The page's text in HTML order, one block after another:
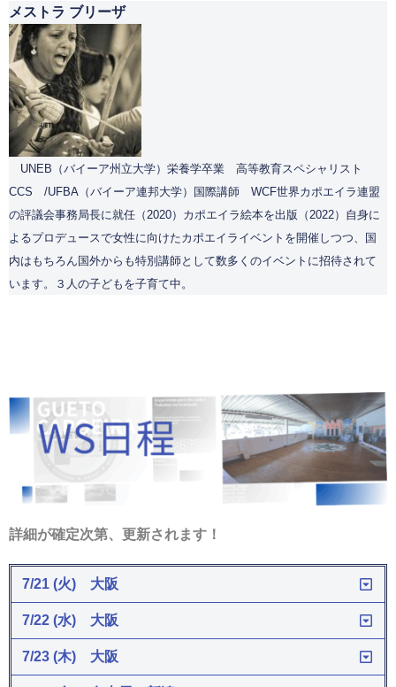
メストラ ブリーザ
UNEB（バイーア州立大学）栄養学卒業 高等教育スペシャリスト
CCS /UFBA（バイーア連邦大学）国際講師 WCF世界カポエイラ連盟
の評議会事務局長に就任（2020）カポエイラ絵本を出版（2022）自身に
よるプロデュースで女性に向けたカポエイライベントを開催しつつ、国
内はもちろん国外からも特別講師として数多くのイベントに招待されて
います。３人の子どもを子育て中。
詳細が確定次第、更新されます！
7/21 (火) 大阪
7/22 (水) 大阪
7/23 (木) 大阪